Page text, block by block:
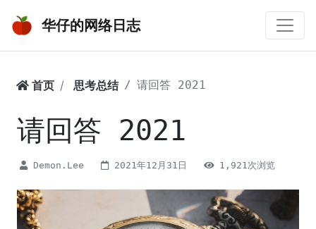
华仔的网络日志
首页 思考总结 请回答 2021
请回答 2021
Demon.Lee 2021年12月31日 1,921次浏览